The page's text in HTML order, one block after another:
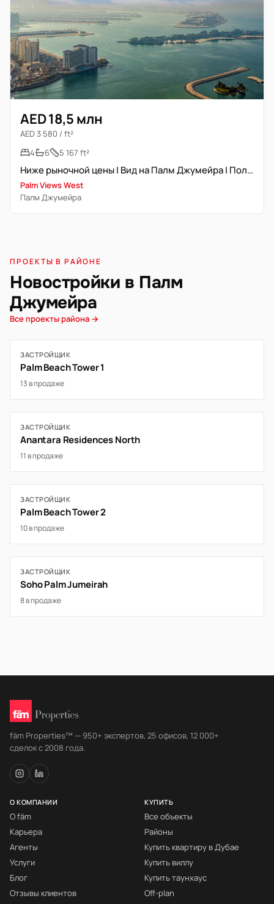
AED 18,5 млн
AED 3 580 / ft²
4
6 5 167 ft²
Ниже рыночной цены | Вид на Палм Джумейра | Полностью меблирована
Palm Views West
Палм Джумейра
ПРОЕКТЫ В РАЙОНЕ
Новостройки в Палм
Джумейра
Все проекты района →
ЗАСТРОЙЩИК
Palm Beach Tower 1
13 в продаже
ЗАСТРОЙЩИК
Anantara Residences North
11 в продаже
ЗАСТРОЙЩИК
Palm Beach Tower 2
10 в продаже
ЗАСТРОЙЩИК
Soho Palm Jumeirah
8 в продаже
fäm Properties™ — 950+ экспертов, 25 офисов, 12 000+
сделок с 2008 года.
О КОМПАНИИ
О fäm
Карьера
Агенты
Услуги
Блог
Отзывы клиентов
КУПИТЬ
Все объекты
Районы
Купить квартиру в Дубае
Купить виллу
Купить таунхаус
Off-plan